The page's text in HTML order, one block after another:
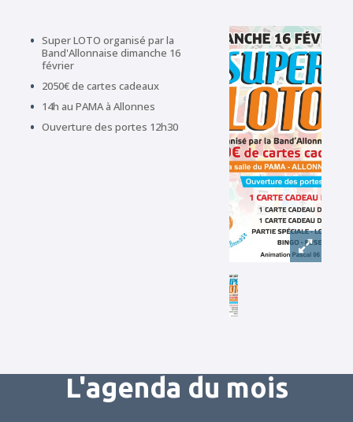
Super LOTO organisé par la
Band'Allonnaise dimanche 16
février
2050€ de cartes cadeaux
14h au PAMA à Allonnes
Ouverture des portes 12h30
L'agenda du mois